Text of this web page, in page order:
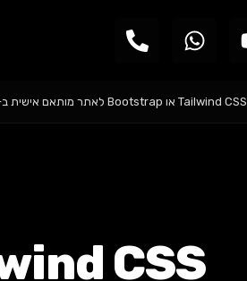
Tailwind CSS או Bootstrap לאתר מותאם אישית ב-2026?…